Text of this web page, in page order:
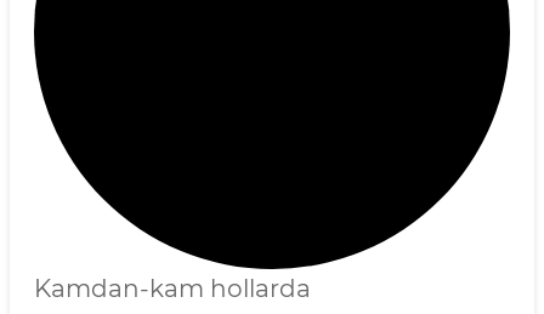
Kamdan-kam hollarda